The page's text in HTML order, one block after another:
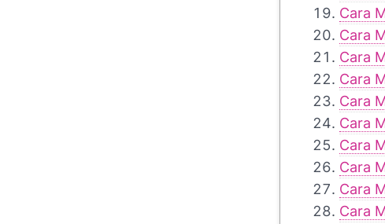
Cara
Cara
Cara
Cara
Cara
Cara
Cara
Cara
Cara
Cara